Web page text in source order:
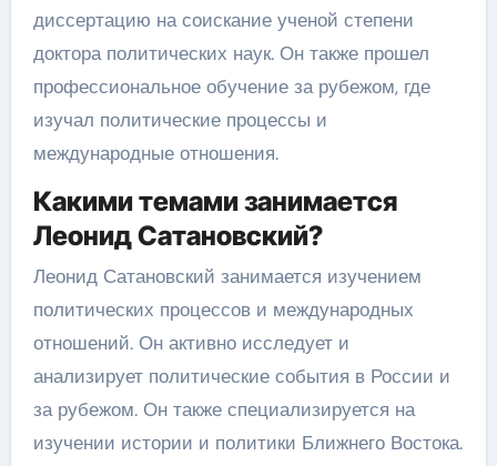
диссертацию на соискание ученой степени
доктора политических наук. Он также прошел
профессиональное обучение за рубежом, где
изучал политические процессы и
международные отношения.
Какими темами занимается
Леонид Сатановский?
Леонид Сатановский занимается изучением
политических процессов и международных
отношений. Он активно исследует и
анализирует политические события в России и
за рубежом. Он также специализируется на
изучении истории и политики Ближнего Востока.